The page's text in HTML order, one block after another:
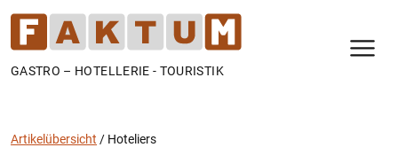
GASTRO – HOTELLERIE - TOURISTIK
Artikelübersicht / Hoteliers